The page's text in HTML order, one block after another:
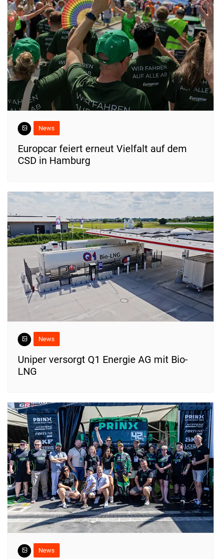
News
Europcar feiert erneut Vielfalt auf dem
CSD in Hamburg
News
Uniper versorgt Q1 Energie AG mit Bio-
LNG
News